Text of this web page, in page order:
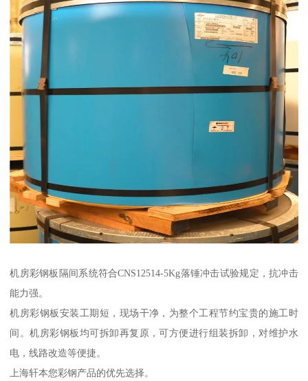
机房彩钢板隔间系统符合CNS12514-5Kg落锤冲击试验规定，抗冲击
能力强。
机房彩钢板安装工期短，现场干净，为整个工程节约宝贵的施工时
间。机房彩钢板均可拆卸再复原，可方便进行组装拆卸，对维护水
电，线路改造等便捷。
上海轩本您彩钢产品的优先选择。